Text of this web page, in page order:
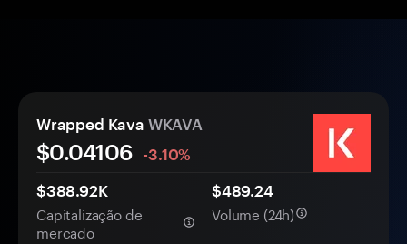
Wrapped Kava WKAVA
$0.04106
-3.10%
$388.92K
Capitalização de
mercado
$489.24
Volume (24h)